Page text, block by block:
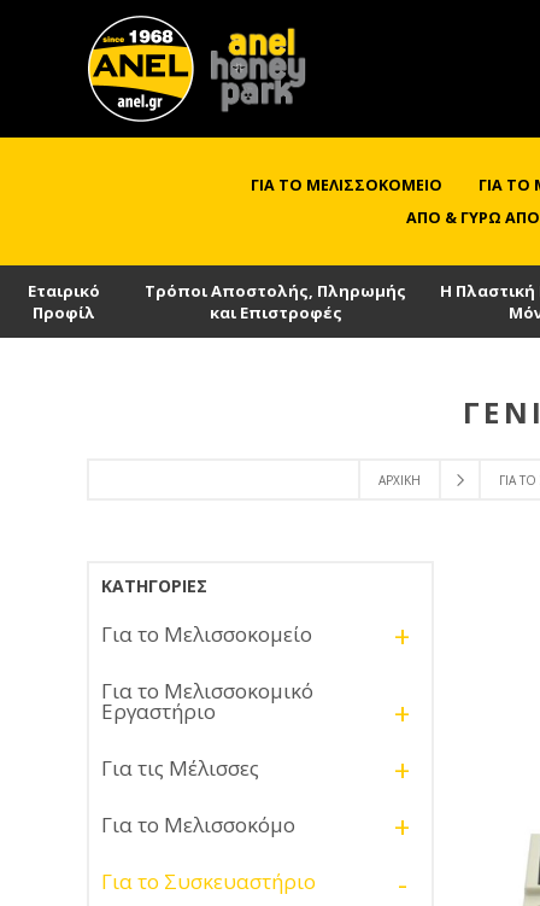
ΓΙΑ ΤΟ ΜΕΛΙΣΣΟΚΟΜΕΊΟ ΓΙΑ ΤΟ
ΑΠΌ & ΓΎΡΩ
Εταιρικό
Προφίλ
Τρόποι Αποστολής, Πληρωμής
και Επιστροφές
Η Πλαστική
ΑΡΧΙΚΉ ΓΙΑ
ΚΑΤΗΓΟΡΊΕΣ
Για το Μελισσοκομείο +
Για το Μελισσοκομικό
Εργαστήριο +
Για τις Μέλισσες +
Για το Μελισσοκόμο +
Για το Συσκευαστήριο -